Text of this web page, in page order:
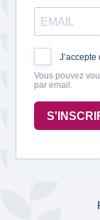
Vous pouvez
par email.